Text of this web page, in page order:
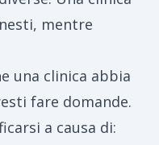
mentre
una clinica abbia
fare domande.
a causa di: